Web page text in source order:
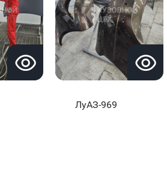
ЛуАЗ-969